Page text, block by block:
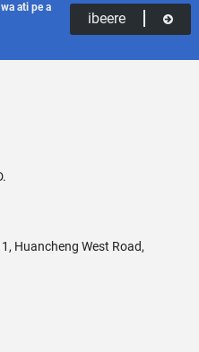
ati pe a
ibeere
Huancheng West Road,